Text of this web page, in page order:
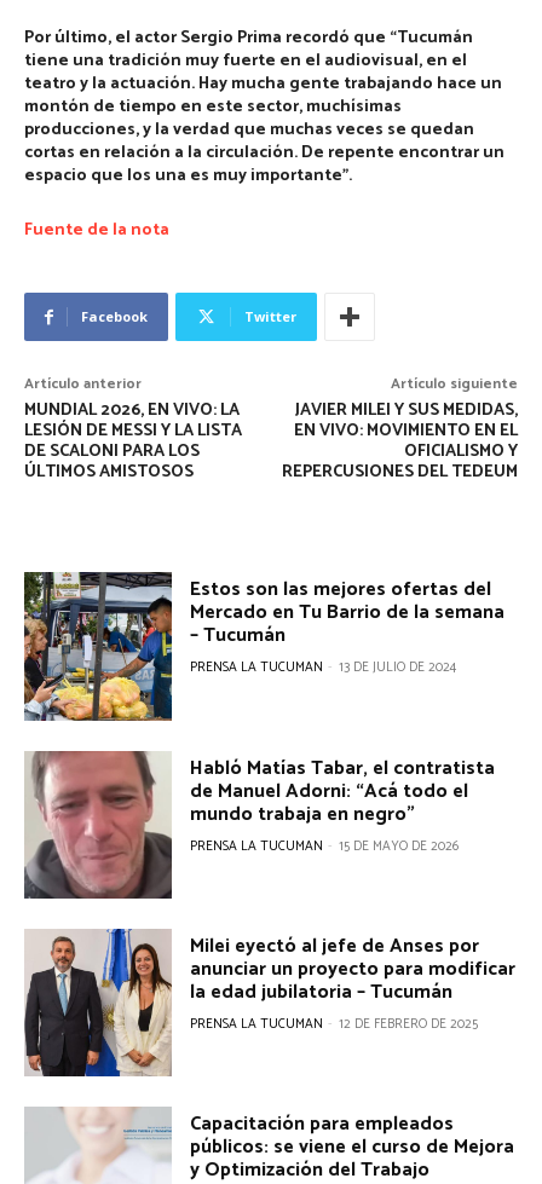
Por último, el actorSergio Prima recordó que “Tucumán
tiene una tradición muy fuerte en el audiovisual, en el
teatro y la actuación. Hay mucha gente trabajando hace un
montón de tiempo en este sector, muchísimas
producciones, y la verdad que muchas veces se quedan
cortas en relación a la circulación. De repente encontrar un
espacio que los una es muy importante”.
Fuente de la nota
Facebook Twitter
Artículo anterior
MUNDIAL 2026, EN VIVO: LA
LESIÓN DE MESSI Y LA LISTA
DE SCALONI PARA LOS
ÚLTIMOS AMISTOSOS
Artículo siguiente
JAVIER MILEI Y SUS MEDIDAS,
EN VIVO: MOVIMIENTO EN EL
OFICIALISMO Y
REPERCUSIONES DEL TEDEUM
Estos son las mejores ofertas del
Mercado en Tu Barrio de la semana
– Tucumán
PRENSA LA TUCUMAN - 13 DE JULIO DE 2024
Habló Matías Tabar, el contratista
de Manuel Adorni: “Acá todo el
mundo trabaja en negro”
PRENSA LA TUCUMAN - 15 DE MAYO DE 2026
Milei eyectó al jefe de Anses por
anunciar un proyecto para modificar
la edad jubilatoria – Tucumán
PRENSA LA TUCUMAN - 12 DE FEBRERO DE 2025
Capacitación para empleados
públicos: se viene el curso de Mejora
y Optimización del Trabajo